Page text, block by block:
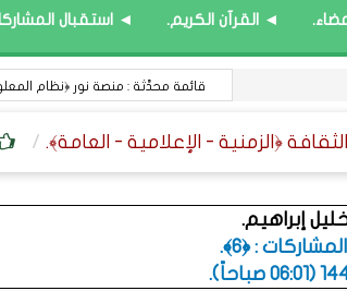
◄ القرآن الكريم. ◄ استقبال
قائمة محدَّثة : منصة نور ﴿نظام
إبراهيم.
: ﴿6﴾.
.